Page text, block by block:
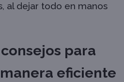
al dejar todo en manos
para
eficiente